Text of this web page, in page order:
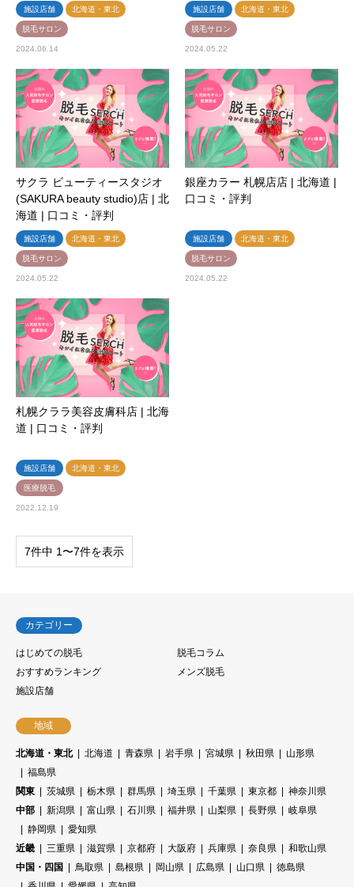
施設店舗 北海道・東北
脱毛サロン
2024.06.14
施設店舗 北海道・東北
脱毛サロン
2024.05.22
サクラ ビューティースタジオ
(SAKURA beauty studio)店 | 北
海道 | 口コミ・評判
施設店舗 北海道・東北
脱毛サロン
2024.05.22
銀座カラー 札幌店店 | 北海道 |
口コミ・評判
施設店舗 北海道・東北
脱毛サロン
2024.05.22
札幌クララ美容皮膚科店 | 北海
道 | 口コミ・評判
施設店舗 北海道・東北
医療脱毛
2022.12.19
7件中 1〜7件を表示
カテゴリー
はじめての脱毛
脱毛コラム
おすすめランキング
メンズ脱毛
施設店舗
地域
北海道・東北 北海道 青森県 岩手県 宮城県 秋田県
山形県
福島県
関東
茨城県 栃木県 群馬県 埼玉県 千葉県 東京都
神奈川県
中部
新潟県 富山県 石川県 福井県 山梨県 長野県
岐阜県
静岡県
愛知県
近畿
三重県 滋賀県 京都府 大阪府 兵庫県 奈良県
和歌山県
中国・四国
鳥取県 島根県 岡山県 広島県 山口県
徳島県